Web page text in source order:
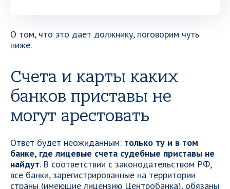
О том, что это дает должнику, поговорим чуть
ниже.
Счета и карты каких
банков приставы не
могут арестовать
Ответ будет неожиданным: только ту и в том
банке, где лицевые счета судебные приставы не
найдут. В соответствии с законодательством РФ,
все банки, зарегистрированные на территории
страны (имеющие лицензию Центробанка), обязаны